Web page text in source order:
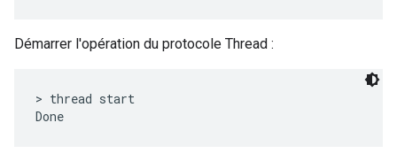
Démarrer l'opération du protocole Thread :
> thread start